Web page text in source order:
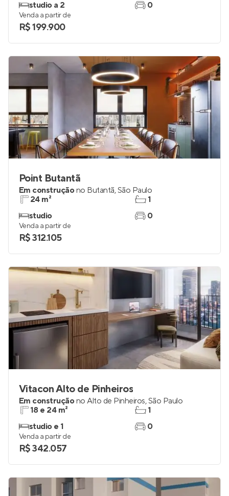
studio a 2 0
Venda a partir de
R$ 199.900
Point Butantã
Em construçãono Butantã,São Paulo
24 m²
studio
1
0
Venda a partir de
R$ 312.105
Vitacon Alto de Pinheiros
Em construçãono Alto de Pinheiros,São Paulo
18 e 24 m²
studio e 1
1
0
Venda a partir de
R$ 342.057